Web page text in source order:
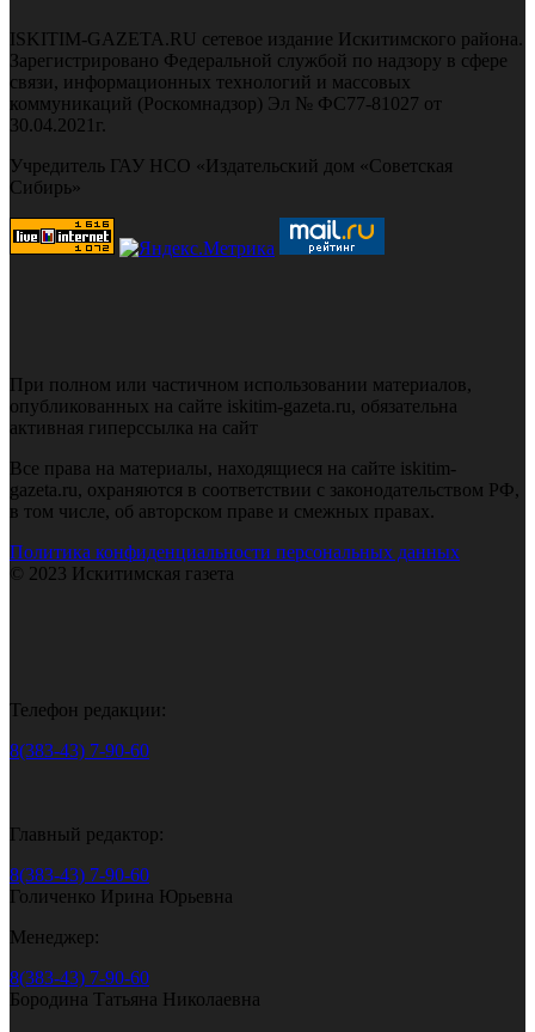
ISKITIM-GAZETA.RU сетевое издание Искитимского района.
Зарегистрировано Федеральной службой по надзору в сфере
связи, информационных технологий и массовых
коммуникаций (Роскомнадзор) Эл № ФС77-81027 от
30.04.2021г.
Учредитель ГАУ НСО «Издательский дом «Советская
Сибирь»
При полном или частичном использовании материалов,
опубликованных на сайте iskitim-gazeta.ru, обязательна
активная гиперссылка на сайт
Все права на материалы, находящиеся на сайте iskitim-
gazeta.ru, охраняются в соответствии с законодательством РФ,
в том числе, об авторском праве и смежных правах.
Политика конфиденциальности персональных данных
© 2023 Искитимская газета
Телефон редакции:
8(383-43) 7-90-60
Главный редактор:
8(383-43) 7-90-60
Голиченко Ирина Юрьевна
Менеджер:
8(383-43) 7-90-60
Бородина Татьяна Николаевна